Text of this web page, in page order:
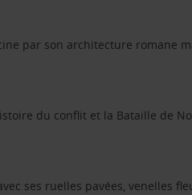
par son architecture romane
du conflit et la Bataille de
ses ruelles pavées, venelles